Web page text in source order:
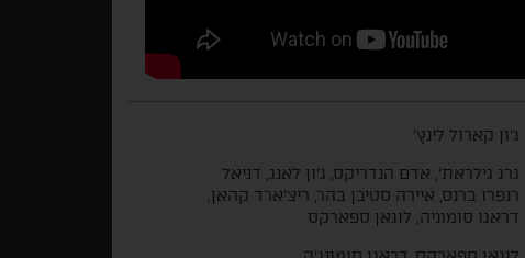
ג'ון קארול לינץ'
גרג גילראת', אדם הנדריקס, ג'ון לאנג, דניאל
רנפרו ברנס, איירה סטיבן בהר, ריצ'ארד קהאן,
דראגו סומוניה, לוגאן ספארקס